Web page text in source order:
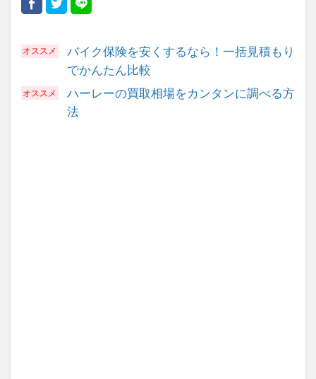
バイク保険を安くするなら！一括見積もり
でかんたん比較
ハーレーの買取相場をカンタンに調べる方
法